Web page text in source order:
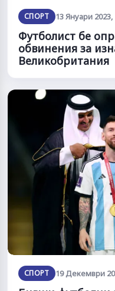
СПОРТ 13 Януари 2023,
Футболист бе
обвинения за
Великобритания
СПОРТ 19 Декември